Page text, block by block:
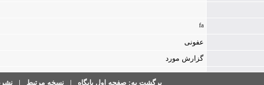
fa
عفونی
گزارش مورد
برگشت به: صفحه اول پایگاه نسخه مرتبط